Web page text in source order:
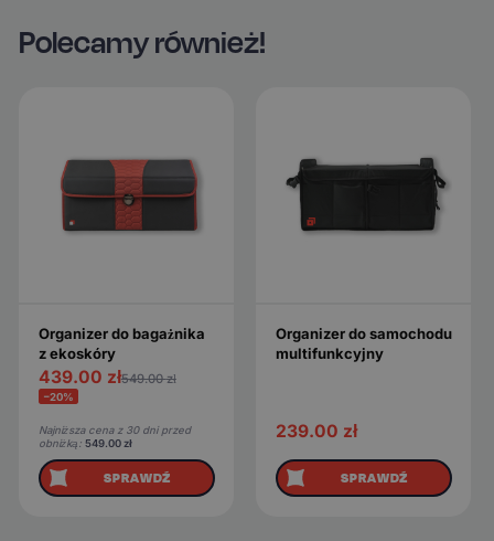
Polecamy również!
Organizer do bagażnika
z ekoskóry
439.00 zł549.00zł
−20%
Najniższa cena z 30 dni przed
obniżką: 549.00zł
SPRAWDŹ
Organizer do samochodu
multifunkcyjny
239.00 zł
SPRAWDŹ